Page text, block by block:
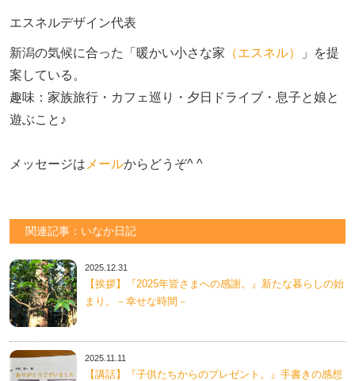
エスネルデザイン代表
新潟の気候に合った「暖かい小さな家 （エスネル）
」を提
案している。
趣味：家族旅行・カフェ巡り・夕日ドライブ・息子と娘と
遊ぶこと♪
メッセージは メールからどうぞ^ ^
関連記事：いなか日記
2025.12.31
【挨拶】『2025年皆さまへの感謝。』新たな暮らしの始
まり。－幸せな時間－
2025.11.11
【講話】『子供たちからのプレゼント。』手書きの感想